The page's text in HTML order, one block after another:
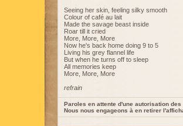
Seeing her skin, feeling silky smooth
Colour of café au lait
Made the savage beast inside
Roar till it cried
More, More, More
Now he's back home doing 9 to 5
Living his grey flannel life
But when he turns off to sleep
All memories keep
More, More, More
refrain
Paroles en attente d'une autorisation des
Nous nous engageons à en retirer